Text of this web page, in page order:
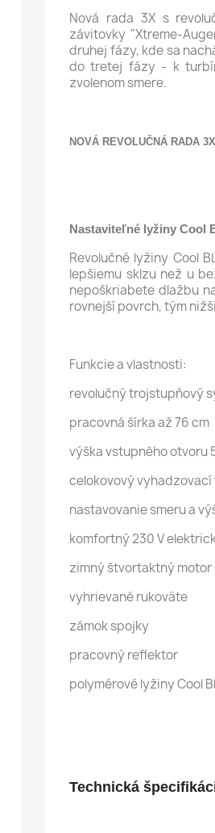
Nová rada 3X s
závitovky "Xtreme-
druhej fázy, kde sa
do tretej fázy - k
zvolenom smere.
NOVÁ REVOLUČNÁ RADA
Nastaviteľné lyžiny Cool
Revolučné lyžiny Cool
lepšiemu sklzu než u
nepoškriabete dlažbu
rovnejší povrch, tým
Funkcie a vlastnosti:
revolučný trojstupňový
pracovná šírka až 76 cm
výška vstupného otvoru
celokovový vyhadzovací
nastavovanie smeru a
komfortný 230 V
zimný štvortaktný motor
vyhrievané rukoväte
zámok spojky
pracovný reflektor
polymérové ​​lyžiny Cool
Technická